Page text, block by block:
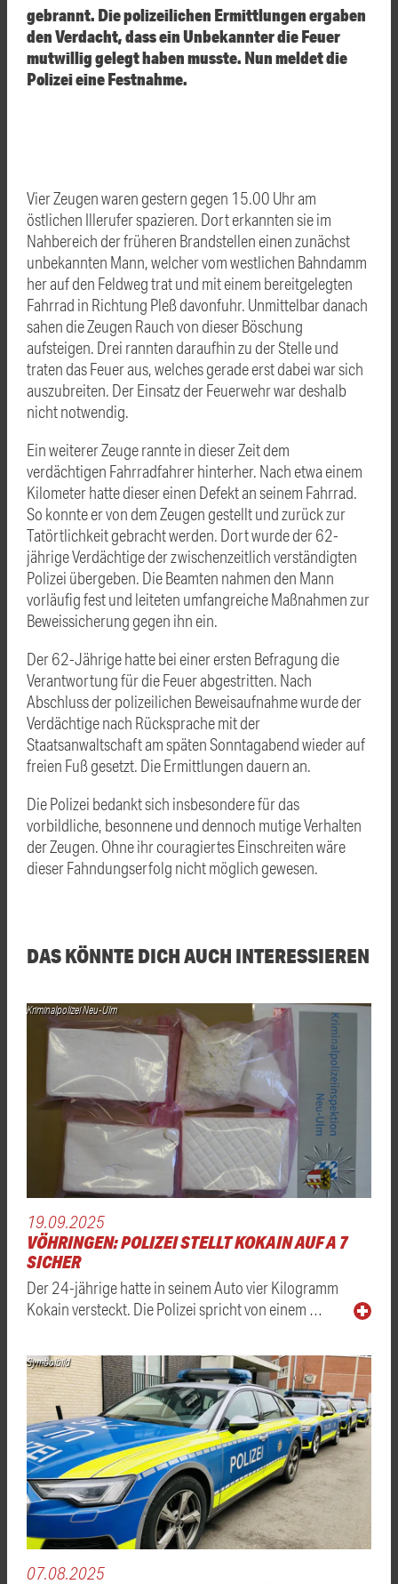
gebrannt. Die polizeilichen Ermittlungen ergaben
den Verdacht, dass ein Unbekannter die Feuer
mutwillig gelegt haben musste. Nun meldet die
Polizei eine Festnahme.
Vier Zeugen waren gestern gegen 15.00 Uhr am
östlichen Illerufer spazieren. Dort erkannten sie im
Nahbereich der früheren Brandstellen einen zunächst
unbekannten Mann, welcher vom westlichen Bahndamm
her auf den Feldweg trat und mit einem bereitgelegten
Fahrrad in Richtung Pleß davonfuhr. Unmittelbar danach
sahen die Zeugen Rauch von dieser Böschung
aufsteigen. Drei rannten daraufhin zu der Stelle und
traten das Feuer aus, welches gerade erst dabei war sich
auszubreiten. Der Einsatz der Feuerwehr war deshalb
nicht notwendig.
Ein weiterer Zeuge rannte in dieser Zeit dem
verdächtigen Fahrradfahrer hinterher. Nach etwa einem
Kilometer hatte dieser einen Defekt an seinem Fahrrad.
So konnte er von dem Zeugen gestellt und zurück zur
Tatörtlichkeit gebracht werden. Dort wurde der 62-
jährige Verdächtige der zwischenzeitlich verständigten
Polizei übergeben. Die Beamten nahmen den Mann
vorläufig fest und leiteten umfangreiche Maßnahmen zur
Beweissicherung gegen ihn ein.
Der 62-Jährige hatte bei einer ersten Befragung die
Verantwortung für die Feuer abgestritten. Nach
Abschluss der polizeilichen Beweisaufnahme wurde der
Verdächtige nach Rücksprache mit der
Staatsanwaltschaft am späten Sonntagabend wieder auf
freien Fuß gesetzt. Die Ermittlungen dauern an.
Die Polizei bedankt sich insbesondere für das
vorbildliche, besonnene und dennoch mutige Verhalten
der Zeugen. Ohne ihr couragiertes Einschreiten wäre
dieser Fahndungserfolg nicht möglich gewesen.
DAS KÖNNTE DICH AUCH INTERESSIEREN
Kriminalpolizei Neu-Ulm
19.09.2025
VÖHRINGEN: POLIZEI STELLT KOKAIN AUF A 7
SICHER
Der 24-jährige hatte in seinem Auto vier Kilogramm
Kokain versteckt. Die Polizei spricht von einem …
Symbolbild
07.08.2025